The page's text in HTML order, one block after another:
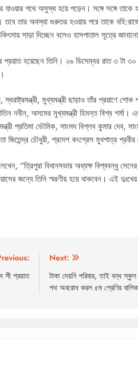
পথে অসুস্থ হয়ে পড়েন। সঙ্গে সঙ্গে তাকে
তার অবস্থা গুরুতর হওয়ায় পরে তাকে
সাড়া দিচ্ছেন বলেও হাসপাতাল সূত্রে
হয়েছেন তিনি। ২৬ ডিসেম্বর রাত ৩ টা ৩০
মুখ্যমন্ত্রী ছাড়াও তাঁর প্রয়াণে শোক
নবীন, অসমের মুখ্যমন্ত্রী হিমন্ত বিশ্ব
প্রতিমা ভৌমিক, সাংসদ বিপ্লব কুমার দেব,
চৌধুরী, প্রদেশ কংগ্রেস মুখপাত্র প্রবীর
লেখেন, “ত্রিপুরা বিধানসভার অধ্যক্ষ বিশ্ববন্ধু
জন্যে তিনি স্মরণীয় হয়ে থাকবেন। এই
সী প্রয়াত
Next:
টাকা দেয়নি পরিবার, তাই বন্ধ
পথ অবরোধ করল ৫ম শ্রেণির